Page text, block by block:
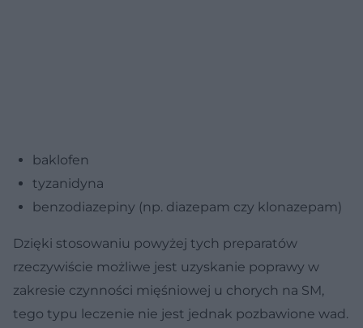
baklofen
tyzanidyna
benzodiazepiny (np. diazepam czy klonazepam)
Dzięki stosowaniu powyżej tych preparatów
rzeczywiście możliwe jest uzyskanie poprawy w
zakresie czynności mięśniowej u chorych na SM,
tego typu leczenie nie jest jednak pozbawione wad.